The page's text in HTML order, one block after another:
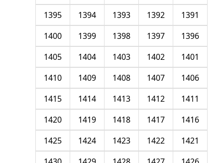
1391
1392
1393
1394
1395
1396
1397
1398
1399
1400
1401
1402
1403
1404
1405
1406
1407
1408
1409
1410
1411
1412
1413
1414
1415
1416
1417
1418
1419
1420
1421
1422
1423
1424
1425